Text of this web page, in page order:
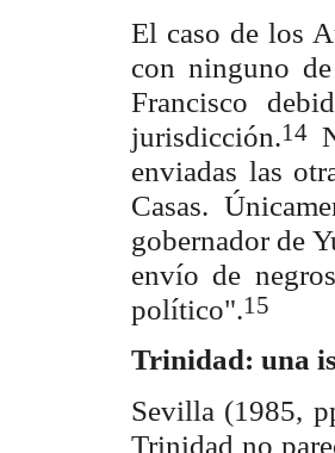
El caso de los
con ninguno
Francisco
jurisdicción.14
enviadas las
Casas.
gobernador de
envío de negros
político".15
Trinidad: una
Sevilla (1985,
Trinidad no